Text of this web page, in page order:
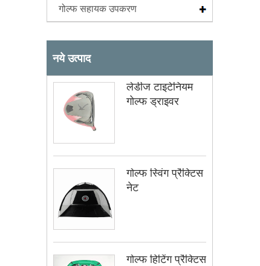
गोल्फ सहायक उपकरण
नये उत्पाद
लेडीज टाइटेनियम
गोल्फ ड्राइवर
गोल्फ स्विंग प्रैक्टिस
नेट
गोल्फ हिटिंग प्रैक्टिस